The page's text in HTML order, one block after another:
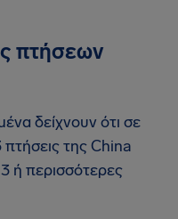
πτήσεων
δείχνουν ότι σε
της China
ή περισσότερες